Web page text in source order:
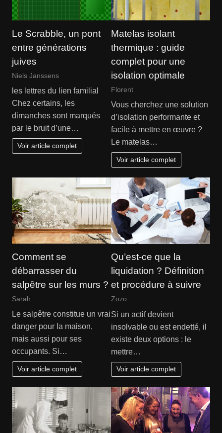
Le Scrabble, un pont
entre générations
juives
Niels Janssens
les lettres du lien familial
Chez certains, les
dimanches sont marqués
par le bruit d’une…
Voir article complet
Matelas isolant
thermique : guide
complet pour une
isolation optimale
Florent
Vous cherchez une solution
d’isolation performante et
facile à mettre en œuvre ?
Le matelas…
Voir article complet
Comment se
débarrasser du
salpêtre sur les murs ?
Sarah
Le salpêtre constitue un vrai
danger pour la maison,
mais aussi pour ses
occupants. Si…
Voir article complet
Qu’est-ce que la
liquidation ? Définition
et procédure à suivre
Zozo
Si un actif devient
insolvable ou est endetté, il
existe deux options : le
mettre…
Voir article complet